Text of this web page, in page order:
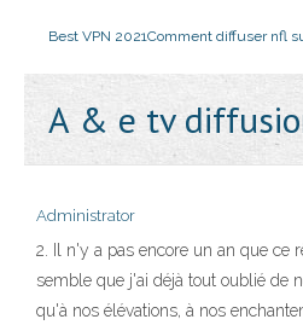
Best VPN 2021Comment diffuser nfl
A & e tv
Administrator
2. Il n'y a pas encore un an que ce
semble que j'ai déjà tout oublié de
qu'à nos élévations, à nos